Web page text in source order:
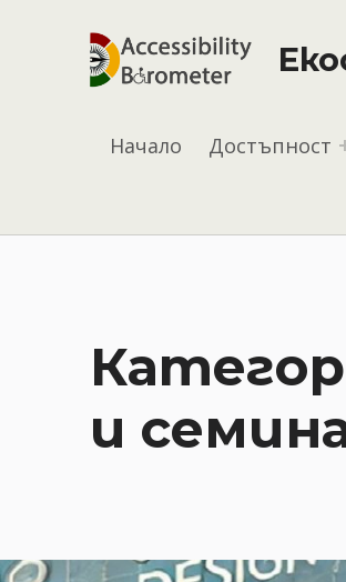
Начало Достъпност
и